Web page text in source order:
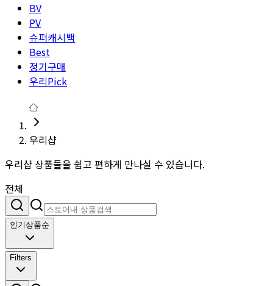
BV
PV
슈퍼캐시백
Best
정기구매
우리Pick
우리샵
우리샵 상품들을 쉽고 편하게 만나실 수 있습니다.
전체
인기상품순
Filters